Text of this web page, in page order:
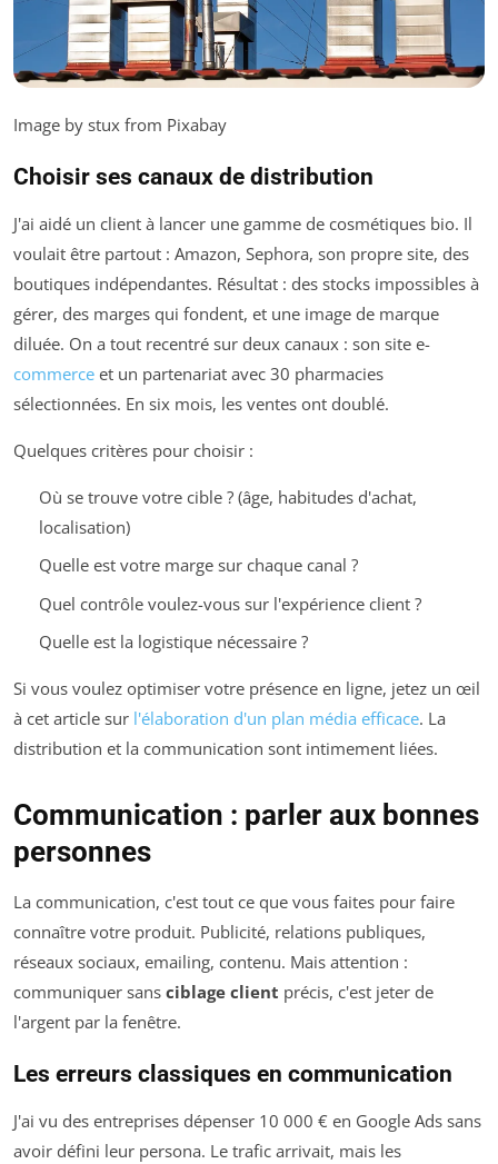
Image by stux from Pixabay
Choisir ses canaux de distribution
J'ai aidé un client à lancer une gamme de cosmétiques bio. Il
voulait être partout : Amazon, Sephora, son propre site, des
boutiques indépendantes. Résultat : des stocks impossibles à
gérer, des marges qui fondent, et une image de marque
diluée. On a tout recentré sur deux canaux : son site e-
commerce et un partenariat avec 30 pharmacies
sélectionnées. En six mois, les ventes ont doublé.
Quelques critères pour choisir :
Où se trouve votre cible ? (âge, habitudes d'achat,
localisation)
Quelle est votre marge sur chaque canal ?
Quel contrôle voulez-vous sur l'expérience client ?
Quelle est la logistique nécessaire ?
Si vous voulez optimiser votre présence en ligne, jetez un œil
à cet article sur l'élaboration d'un plan média efficace. La
distribution et la communication sont intimement liées.
Communication : parler aux bonnes
personnes
La communication, c'est tout ce que vous faites pour faire
connaître votre produit. Publicité, relations publiques,
réseaux sociaux, emailing, contenu. Mais attention :
communiquer sans ciblage client précis, c'est jeter de
l'argent par la fenêtre.
Les erreurs classiques en communication
J'ai vu des entreprises dépenser 10 000 € en Google Ads sans
avoir défini leur persona. Le trafic arrivait, mais les